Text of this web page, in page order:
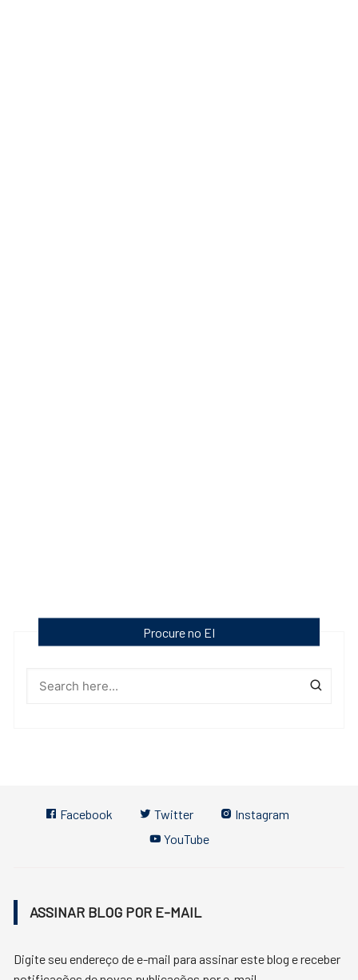
Procure no EI
Facebook Twitter
Instagram
YouTube
ASSINAR BLOG POR E-MAIL
Digite seu endereço de e-mail para assinar este blog e receber